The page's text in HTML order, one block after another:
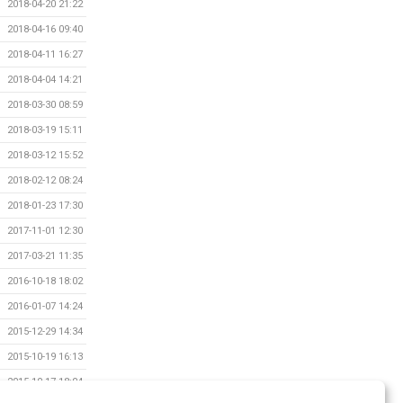
2018-04-20 21:22
2018-04-16 09:40
2018-04-11 16:27
2018-04-04 14:21
2018-03-30 08:59
2018-03-19 15:11
2018-03-12 15:52
2018-02-12 08:24
2018-01-23 17:30
2017-11-01 12:30
2017-03-21 11:35
2016-10-18 18:02
2016-01-07 14:24
2015-12-29 14:34
2015-10-19 16:13
2015-10-17 18:04